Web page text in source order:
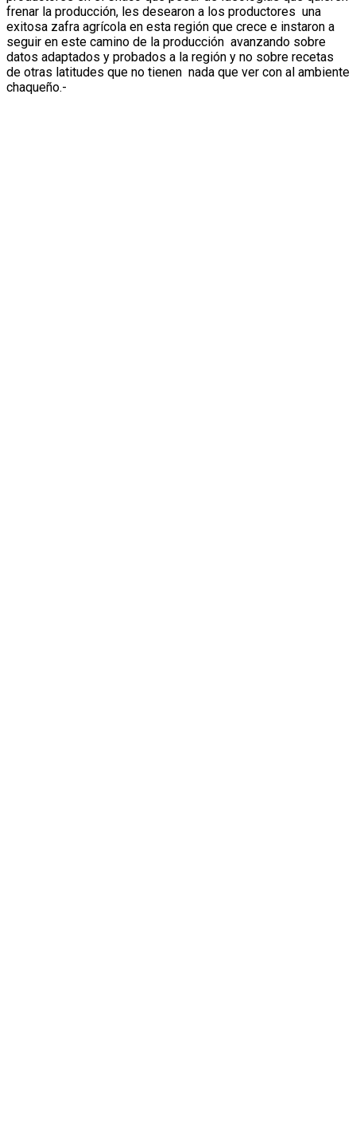
frenar la producción, les desearon a los productores una
exitosa zafra agrícola en esta región que crece e instaron a
seguir en este camino de la producción avanzando sobre
datos adaptados y probados a la región y no sobre recetas
de otras latitudes que no tienen nada que ver con al ambiente
chaqueño.-